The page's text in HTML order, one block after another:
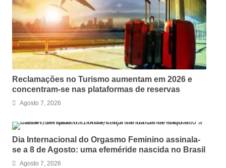
Reclamações no Turismo aumentam em 2026 e
concentram-se nas plataformas de reservas
Agosto 7, 2026
Dia Internacional do Orgasmo Feminino assinala-
se a 8 de Agosto: uma efeméride nascida no Brasil
Agosto 7, 2026